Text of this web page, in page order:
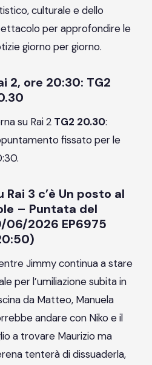
culturale e dello
per approfondire le
giorno per giorno.
2, ore 20:30: TG2
su Rai 2 TG2 20.30:
fissato per le
Rai 3 c’è Un posto al
– Puntata del
06/2026 EP6975
Jimmy continua a stare
per l’umiliazione subita in
da Matteo, Manuela
andare con Niko e il
a trovare Maurizio ma
tenterà di dissuaderla,